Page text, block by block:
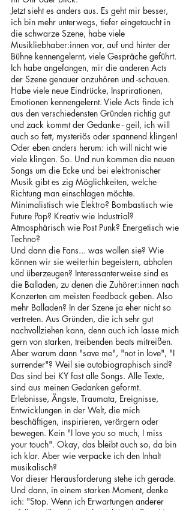
Jetzt sieht es anders aus. Es geht mir besser,
ich bin mehr unterwegs, tiefer eingetaucht in
die schwarze Szene, habe viele
Musikliebhaber:innen vor, auf und hinter der
Bühne kennengelernt, viele Gespräche geführt.
Ich habe angefangen, mir die anderen Acts
der Szene genauer anzuhören und -schauen.
Habe viele neue Eindrücke, Insprirationen,
Emotionen kennengelernt. Viele Acts finde ich
aus den verschiedensten Gründen richtig gut
und zack kommt der Gedanke - geil, ich will
auch so fett, mysteriös oder spannend klingen!
Oder eben anders herum: ich will nicht wie
viele klingen. So. Und nun kommen die neuen
Songs um die Ecke und bei elektronischer
Musik gibt es zig Möglichkeiten, welche
Richtung man einschlagen möchte.
Minimalistisch wie Elektro? Bombastisch wie
Future Pop? Kreativ wie Industrial?
Atmosphärisch wie Post Punk? Energetisch wie
Techno?
Und dann die Fans... was wollen sie? Wie
können wir sie weiterhin begeistern, abholen
und überzeugen? Interessanterweise sind es
die Balladen, zu denen die Zuhörer:innen nach
Konzerten am meisten Feedback geben. Also
mehr Balladen? In der Szene ja eher nicht so
vertreten. Aus Gründen, die ich sehr gut
nachvollziehen kann, denn auch ich lasse mich
gern von starken, treibenden beats mitreißen.
Aber warum dann "save me", "not in love", "I
surrender"? Weil sie autobiographisch sind?
Das sind bei KY fast alle Songs. Alle Texte,
sind aus meinen Gedanken geformt.
Erlebnisse, Ängste, Traumata, Ereignisse,
Entwicklungen in der Welt, die mich
beschäftigen, inspirieren, verärgern oder
bewegen. Kein "I love you so much, I miss
your touch". Okay, das bleibt auch so, da bin
ich klar. Aber wie verpacke ich den Inhalt
musikalisch?
Vor dieser Herausforderung stehe ich gerade.
Und dann, in einem starken Moment, denke
ich: "Stop. Wenn ich Erwartungen anderer